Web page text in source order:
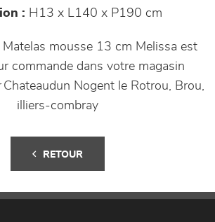
: H13 x L140 x P190 cm
mousse 13 cm Melissa est
commande dans votre magasin
Chateaudun Nogent le Rotrou, Brou,
illiers-combray
RETOUR